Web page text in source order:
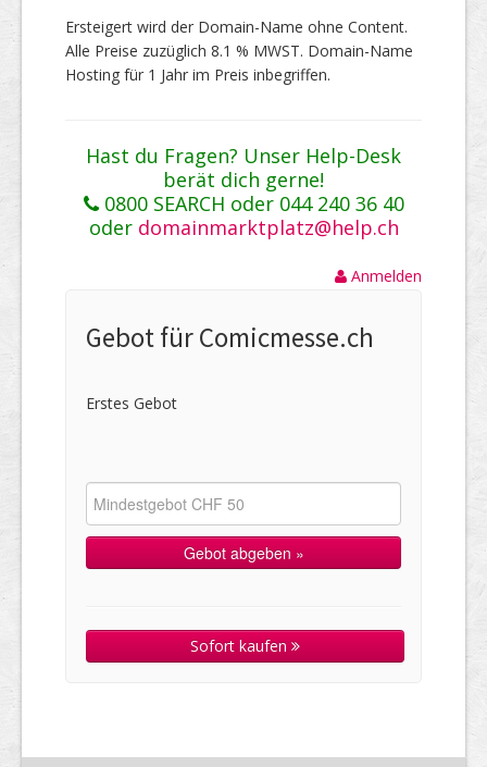
Ersteigert wird der Domain-Name ohne Content.
Alle Preise zuzüglich 8.1 % MWST. Domain-Name
Hosting für 1 Jahr im Preis inbegriffen.
Hast du Fragen? Unser Help-Desk
berät dich gerne!
0800 SEARCH oder 044 240 36 40
oder domainmarktplatz@help.ch
Anmelden
Gebot für Comicmesse.ch
Erstes Gebot
Sofort kaufen